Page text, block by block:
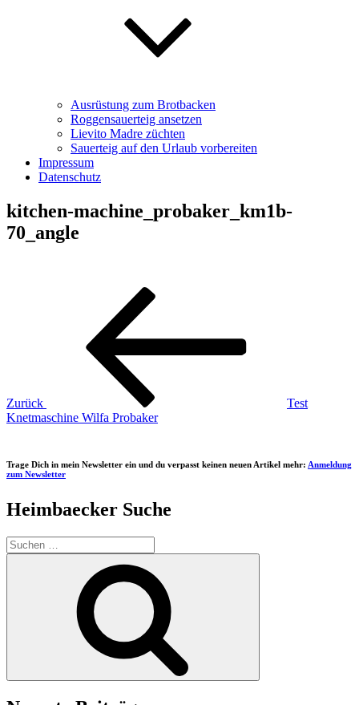
Ausrüstung zum Brotbacken
Roggensauerteig ansetzen
Lievito Madre züchten
Sauerteig auf den Urlaub vorbereiten
Impressum
Datenschutz
kitchen-machine_probaker_km1b-
70_angle
Beitragsnavigation
Zurück
Test
Knetmaschine Wilfa Probaker
Trage Dich in mein Newsletter ein und du verpasst keinen neuen Artikel mehr: Anmeldung
zum Newsletter
Heimbaecker Suche
Suchen
nach: